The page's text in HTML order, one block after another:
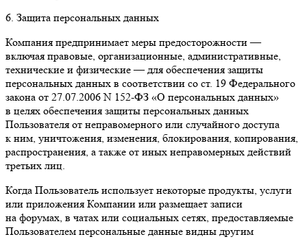
6. Защита персональных данных
Компания предпринимает меры предосторожности —
включая правовые, организационные, административные,
технические и физические — для обеспечения защиты
персональных данных в соответствии со ст. 19 Федерального
закона от 27.07.2006 N 152-ФЗ «О персональных данных»
в целях обеспечения защиты персональных данных
Пользователя от неправомерного или случайного доступа
к ним, уничтожения, изменения, блокирования, копирования,
распространения, а также от иных неправомерных действий
третьих лиц.
Когда Пользователь использует некоторые продукты, услуги
или приложения Компании или размещает записи
на форумах, в чатах или социальных сетях, предоставляемые
Пользователем персональные данные видны другим